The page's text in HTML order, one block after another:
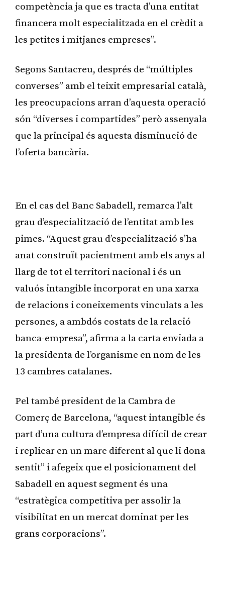
competència ja que es tracta d’una entitat
financera molt especialitzada en el crèdit a
les petites i mitjanes empreses”.
Segons Santacreu, després de “múltiples
converses” amb el teixit empresarial català,
les preocupacions arran d’aquesta operació
són “diverses i compartides” però assenyala
que la principal és aquesta disminució de
l’oferta bancària.
En el cas del Banc Sabadell, remarca l’alt
grau d’especialització de l’entitat amb les
pimes. “Aquest grau d’especialització s’ha
anat construït pacientment amb els anys al
llarg de tot el territori nacional i és un
valuós intangible incorporat en una xarxa
de relacions i coneixements vinculats a les
persones, a ambdós costats de la relació
banca-empresa”, afirma a la carta enviada a
la presidenta de l’organisme en nom de les
13 cambres catalanes.
Pel també president de la Cambra de
Comerç de Barcelona, “aquest intangible és
part d’una cultura d’empresa difícil de crear
i replicar en un marc diferent al que li dona
sentit” i afegeix que el posicionament del
Sabadell en aquest segment és una
“estratègica competitiva per assolir la
visibilitat en un mercat dominat per les
grans corporacions”.